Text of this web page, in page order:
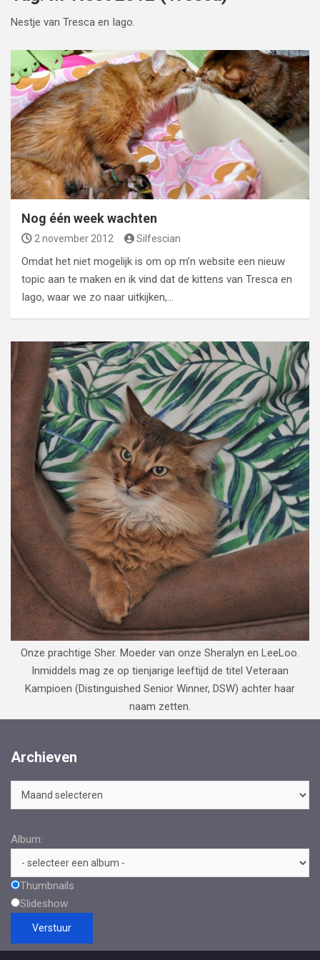
Nestje van Tresca en Iago.
Nog één week wachten
2 november 2012 Silfescian
Omdat het niet mogelijk is om op m’n website een nieuw
topic aan te maken en ik vind dat de kittens van Tresca en
Iago, waar we zo naar uitkijken,…
Onze prachtige Sher. Moeder van onze Sheralyn en LeeLoo.
Inmiddels mag ze op tienjarige leeftijd de titel Veteraan
Kampioen (Distinguished Senior Winner, DSW) achter haar
naam zetten.
Archieven
Archieven
Album:
Thumbnails
Slideshow